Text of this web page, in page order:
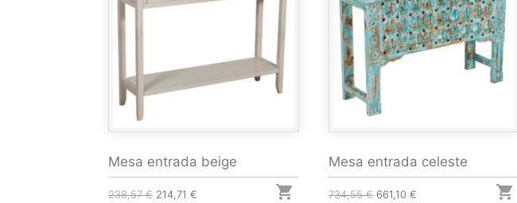
Mesa entrada beige
238,57 € 214,71 € 
Mesa entrada celeste
734,55 € 661,10 € 